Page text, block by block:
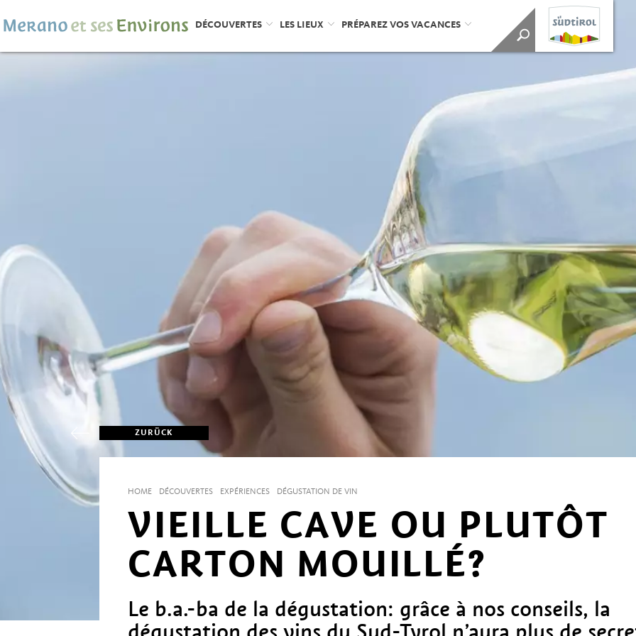
DÉCOUVERTES LES LIEUX PRÉPAREZ VOS VACANCES
ZURÜCK
HOME DÉCOUVERTES EXPÉRIENCES DÉGUSTATION DE VIN
VIEILLE CAVE OU PLUTÔT
CARTON MOUILLÉ?
Le b.a.-ba de la dégustation: grâce à nos conseils, la